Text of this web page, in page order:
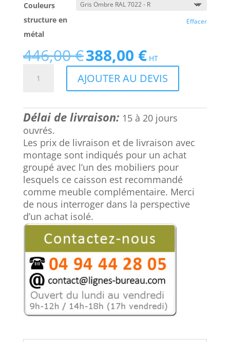
Couleurs
structure en
métal
Effacer
446,00€ Le
prix
initial
était :
388,00 €Le
prix
actuel
est :
HT
bureau
3
tiroirs,
en
métal,
à
roulettes,
QUAD:
organisez
votre
classement
proximité !
AJOUTER AU DEVIS
Délai de livraison: 15 à 20 jours
ouvrés.
Les prix de livraison et de livraison avec
montage sont indiqués pour un achat
groupé avec l’un des mobiliers pour
lesquels ce caisson est recommandé
comme meuble complémentaire. Merci
de nous interroger dans la perspective
d’un achat isolé.